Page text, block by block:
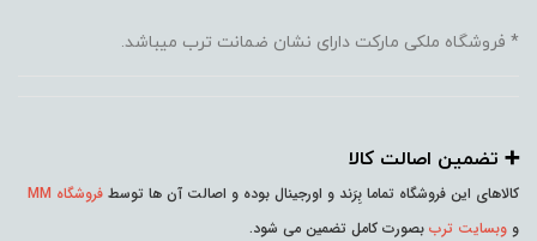
* فروشگاه ملکی مارکت دارای نشان ضمانت ترب میباشد.
➕️ تضمین اصالت کالا
کالاهای این فروشگاه تماما بِرَند و اورجینال بوده و اصالت آن ها توسط فروشگاه MM
و وبسایت ترب بصورت کامل تضمین می شود.